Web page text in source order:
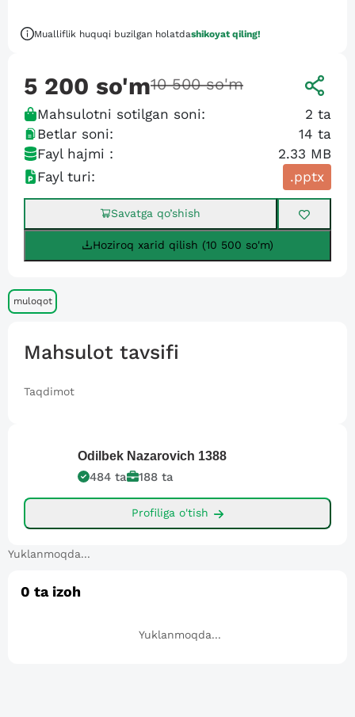
Mualliflik huquqi buzilgan holatdashikoyat qiling!
5 200 so'm10 500 so'm
Mahsulotni sotilgan soni: 2 ta
Betlar soni:
14 ta
Fayl hajmi :
2.33 MB
Fayl turi:
.pptx
Savatga qo’shish
Hoziroq xarid qilish (10 500 so'm)
muloqot
Mahsulot tavsifi
Taqdimot
Odilbek Nazarovich 1388
484 ta 188 ta
Profiliga o'tish
Yuklanmoqda...
0 ta izoh
Yuklanmoqda...